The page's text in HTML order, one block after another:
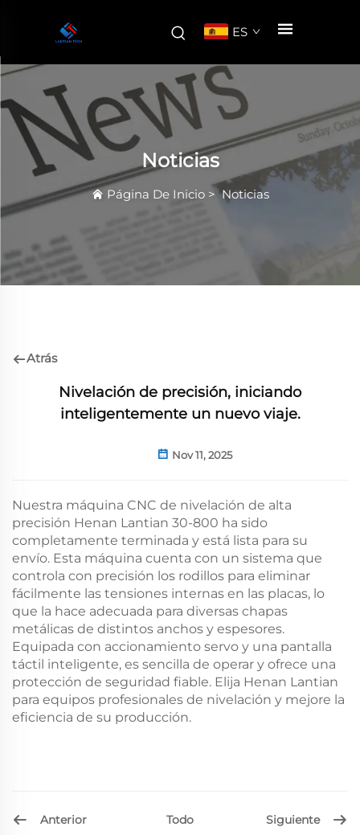
ES
Noticias
Página De Inicio>Noticias
Atrás
Nivelación de precisión, iniciando
inteligentemente un nuevo viaje.
Nov 11, 2025
Nuestra máquina CNC de nivelación de alta
precisión Henan Lantian 30-800 ha sido
completamente terminada y está lista para su
envío. Esta máquina cuenta con un sistema que
controla con precisión los rodillos para eliminar
fácilmente las tensiones internas en las placas, lo
que la hace adecuada para diversas chapas
metálicas de distintos anchos y espesores.
Equipada con accionamiento servo y una pantalla
táctil inteligente, es sencilla de operar y ofrece una
protección de seguridad fiable. Elija Henan Lantian
para equipos profesionales de nivelación y mejore la
eficiencia de su producción.
Anterior Todo Siguiente